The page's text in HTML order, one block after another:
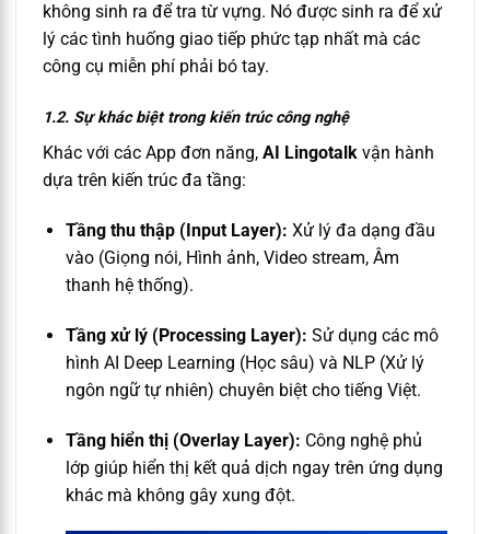
không sinh ra để tra từ vựng. Nó được sinh ra để xử
lý các tình huống giao tiếp phức tạp nhất mà các
công cụ miễn phí phải bó tay.
1.2. Sự khác biệt trong kiến trúc công nghệ
Khác với các App đơn năng, AI Lingotalk vận hành
dựa trên kiến trúc đa tầng:
Tầng thu thập (Input Layer): Xử lý đa dạng đầu
vào (Giọng nói, Hình ảnh, Video stream, Âm
thanh hệ thống).
Tầng xử lý (Processing Layer): Sử dụng các mô
hình AI Deep Learning (Học sâu) và NLP (Xử lý
ngôn ngữ tự nhiên) chuyên biệt cho tiếng Việt.
Tầng hiển thị (Overlay Layer): Công nghệ phủ
lớp giúp hiển thị kết quả dịch ngay trên ứng dụng
khác mà không gây xung đột.